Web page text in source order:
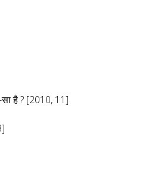
सा है ? [2010, 11]